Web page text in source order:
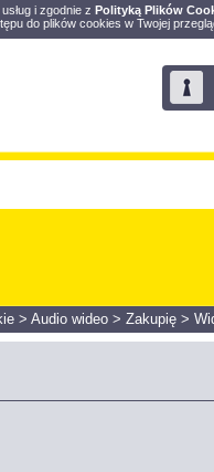
i zgodnie z Polityką Plików
do plików cookies w Twojej
> Audio wideo > Zakupię >